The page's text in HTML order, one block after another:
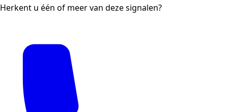
Herkent u één of meer van deze signalen?